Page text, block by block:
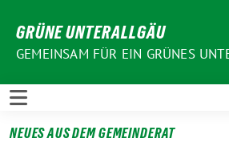
zum
Inhalt
GRÜNE UNTERALLGÄU
GEMEINSAM FÜR EIN GRÜNES
NEUES AUS DEM GEMEINDERAT